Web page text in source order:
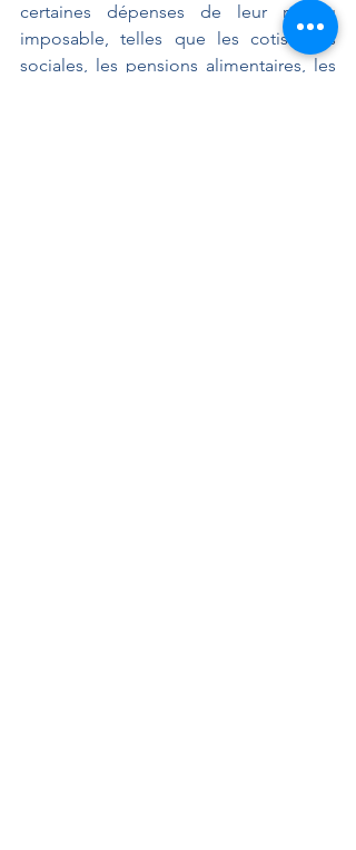
certaines dépenses de leur revenu
imposable, telles que les cotisations
sociales, les pensions alimentaires, les